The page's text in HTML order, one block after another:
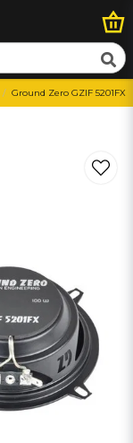
Ground Zero GZIF 5201FX